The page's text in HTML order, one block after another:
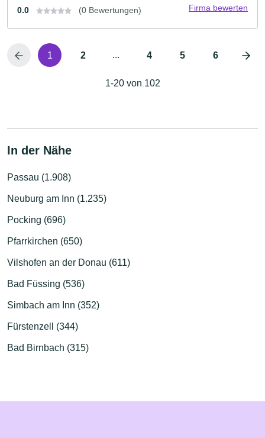
0.0 (0 Bewertungen) Firma bewerten
1 2 ... 4 5 6
1-20 von 102
In der Nähe
Passau (1.908)
Neuburg am Inn (1.235)
Pocking (696)
Pfarrkirchen (650)
Vilshofen an der Donau (611)
Bad Füssing (536)
Simbach am Inn (352)
Fürstenzell (344)
Bad Birnbach (315)